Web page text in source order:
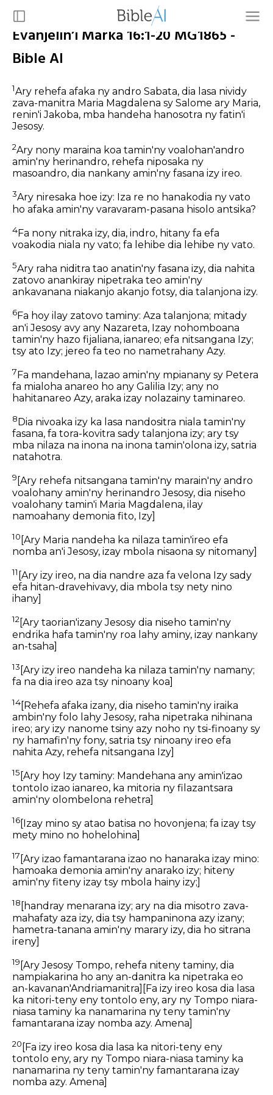
Evanjelin’i Marka 16:1-20 MG1865 -
Bible AI
1Ary rehefa afaka ny andro Sabata, dia lasa nividy
zava-manitra Maria Magdalena sy Salome ary Maria,
renin'i Jakoba, mba handeha hanosotra ny fatin'i
Jesosy.
2Ary nony maraina koa tamin'ny voalohan'andro
amin'ny herinandro, rehefa niposaka ny
masoandro, dia nankany amin'ny fasana izy ireo.
3Ary niresaka hoe izy: Iza re no hanakodia ny vato
ho afaka amin'ny varavaram-pasana hisolo antsika?
4Fa nony nitraka izy, dia, indro, hitany fa efa
voakodia niala ny vato; fa lehibe dia lehibe ny vato.
5Ary raha niditra tao anatin'ny fasana izy, dia nahita
zatovo anankiray nipetraka teo amin'ny
ankavanana niakanjo akanjo fotsy, dia talanjona izy.
6Fa hoy ilay zatovo taminy: Aza talanjona; mitady
an'i Jesosy avy any Nazareta, Izay nohomboana
tamin'ny hazo fijaliana, ianareo; efa nitsangana Izy;
tsy ato Izy; jereo fa teo no nametrahany Azy.
7Fa mandehana, lazao amin'ny mpianany sy Petera
fa mialoha anareo ho any Galilia Izy; any no
hahitanareo Azy, araka izay nolazainy taminareo.
8 Dia nivoaka izy ka lasa nandositra niala tamin'ny
fasana, fa tora-kovitra sady talanjona izy; ary tsy
mba nilaza na inona na inona tamin'olona izy, satria
natahotra.
9 [Ary rehefa nitsangana tamin'ny marain'ny andro
voalohany amin'ny herinandro Jesosy, dia niseho
voalohany tamin'i Maria Magdalena, ilay
namoahany demonia fito, Izy]
10 [Ary Maria nandeha ka nilaza tamin'ireo efa
nomba an'i Jesosy, izay mbola nisaona sy nitomany]
11 [Ary izy ireo, na dia nandre aza fa velona Izy sady
efa hitan-dravehivavy, dia mbola tsy nety nino
ihany]
12 [Ary taorian'izany Jesosy dia niseho tamin'ny
endrika hafa tamin'ny roa lahy aminy, izay nankany
an-tsaha]
13 [Ary izy ireo nandeha ka nilaza tamin'ny namany;
fa na dia ireo aza tsy ninoany koa]
14 [Rehefa afaka izany, dia niseho tamin'ny iraika
ambin'ny folo lahy Jesosy, raha nipetraka nihinana
ireo; ary izy nanome tsiny azy noho ny tsi-finoany sy
ny hamafin'ny fony, satria tsy ninoany ireo efa
nahita Azy, rehefa nitsangana Izy]
15 [Ary hoy Izy taminy: Mandehana any amin'izao
tontolo izao ianareo, ka mitoria ny filazantsara
amin'ny olombelona rehetra]
16[Izay mino sy atao batisa no hovonjena; fa izay tsy
mety mino no hohelohina]
17 [Ary izao famantarana izao no hanaraka izay mino:
hamoaka demonia amin'ny anarako izy; hiteny
amin'ny fiteny izay tsy mbola hainy izy;]
18 [handray menarana izy; ary na dia misotro zava-
mahafaty aza izy, dia tsy hampaninona azy izany;
hametra-tanana amin'ny marary izy, dia ho sitrana
ireny]
19 [Ary Jesosy Tompo, rehefa niteny taminy, dia
nampiakarina ho any an-danitra ka nipetraka eo
an-kavanan'Andriamanitra] [Fa izy ireo kosa dia lasa
ka nitori-teny eny tontolo eny, ary ny Tompo niara-
niasa taminy ka nanamarina ny teny tamin'ny
famantarana izay nomba azy. Amena]
20 [Fa izy ireo kosa dia lasa ka nitori-teny eny
tontolo eny, ary ny Tompo niara-niasa taminy ka
nanamarina ny teny tamin'ny famantarana izay
nomba azy. Amena]